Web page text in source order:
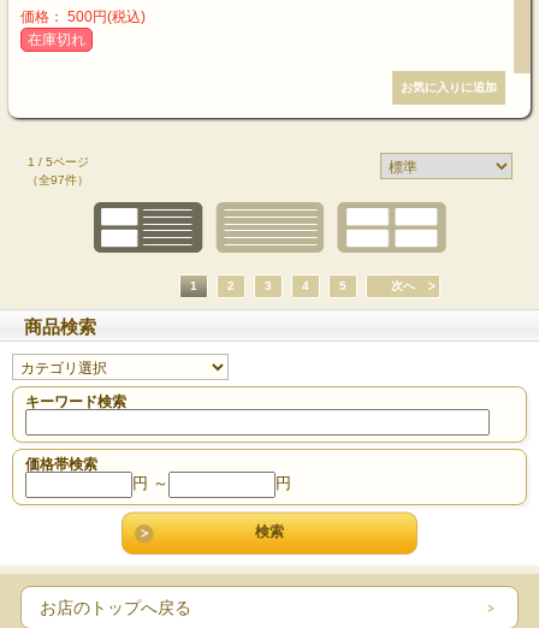
価格： 500円(税込)
在庫切れ
1 / 5ページ
（全97件）
1 2 3 4 5 次へ
商品検索
キーワード検索
価格帯検索
円 ～ 円
お店のトップへ戻る